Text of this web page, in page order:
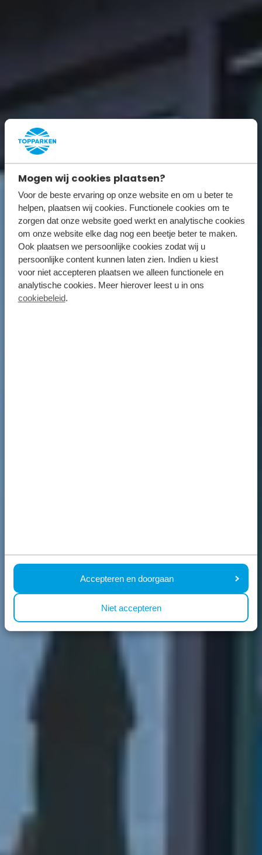
Mogen wij cookies plaatsen?
Voor de beste ervaring op onze website en om u beter te
helpen, plaatsen wij cookies. Functionele cookies om te
zorgen dat onze website goed werkt en analytische cookies
om onze website elke dag nog een beetje beter te maken.
Ook plaatsen we persoonlijke cookies zodat wij u
persoonlijke content kunnen laten zien. Indien u kiest
voor niet accepteren plaatsen we alleen functionele en
analytische cookies. Meer hierover leest u in ons
cookiebeleid.
Accepteren en doorgaan
Niet accepteren